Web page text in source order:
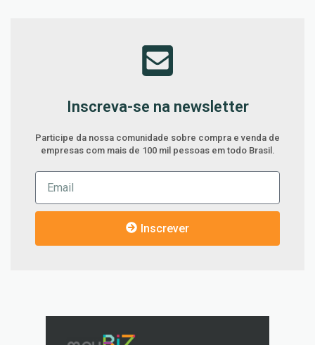
Inscreva-se na newsletter
Participe da nossa comunidade sobre compra e venda de
empresas com mais de 100 mil pessoas em todo Brasil.
Inscrever